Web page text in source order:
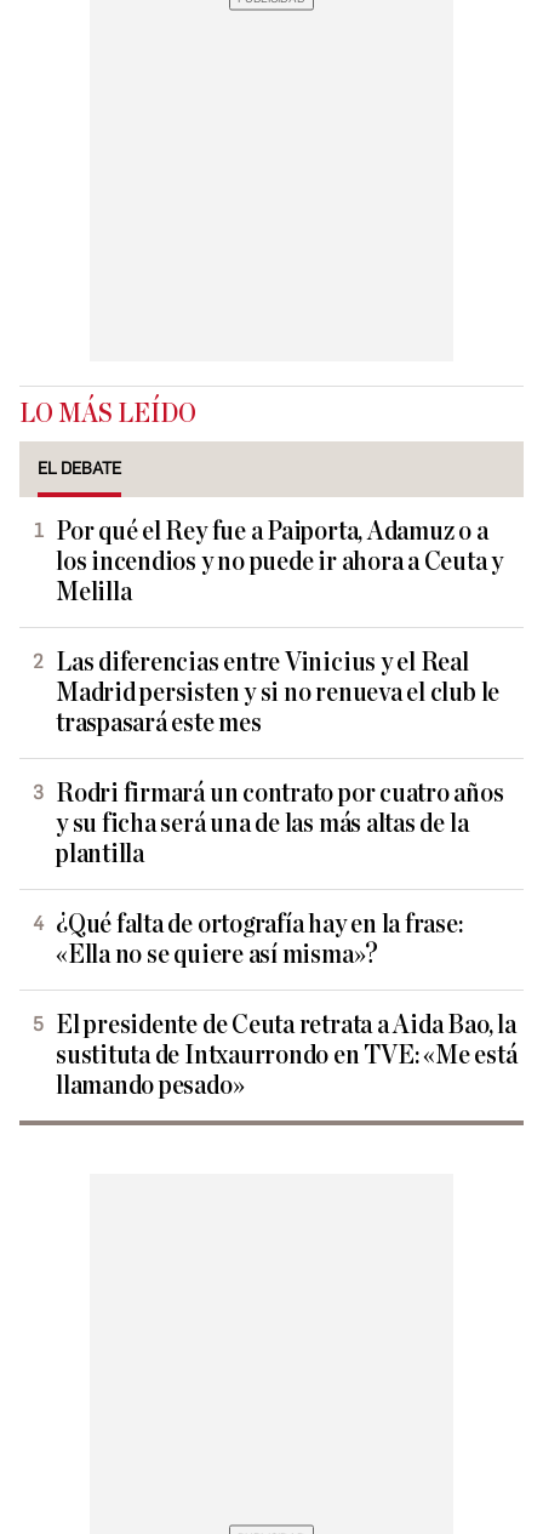
LO MÁS LEÍDO
EL DEBATE
Por qué el Rey fue a Paiporta, Adamuz o a
los incendios y no puede ir ahora a Ceuta y
Melilla
Las diferencias entre Vinicius y el Real
Madrid persisten y si no renueva el club le
traspasará este mes
Rodri firmará un contrato por cuatro años
y su ficha será una de las más altas de la
plantilla
¿Qué falta de ortografía hay en la frase:
«Ella no se quiere así misma»?
El presidente de Ceuta retrata a Aida Bao, la
sustituta de Intxaurrondo en TVE: «Me está
llamando pesado»